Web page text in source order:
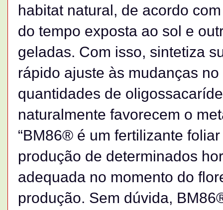
habitat natural, de acordo
do tempo exposta ao sol e
geladas. Com isso, sintetiza
rápido ajuste às mudanças
quantidades de
naturalmente favorecem o
“BM86® é um fertilizante
produção de determinados
adequada no momento do
produção. Sem dúvida,